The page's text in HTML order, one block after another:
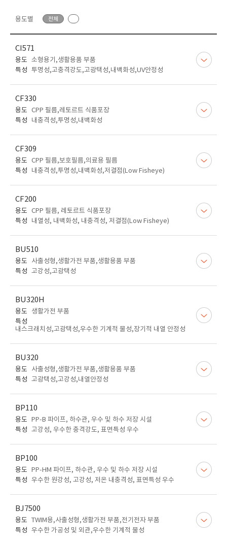
용도별 전체
CI571
용도 소형용기,생활용품 부품
특성 투명성,고충격강도,고광택성,내백화성,UV안정성
CF330
용도 CPP 필름,레토르트 식품포장
특성
내충격성,투명성,내백화성
CF309
용도 CPP 필름,보호필름,의료용 필름
특성
내충격성,투명성,내백화성,저결점(Low Fisheye)
CF200
용도 CPP 필름, 레토르트 식품포장
특성
내열성, 내백화성, 내충격성, 저결점(Low Fisheye)
BU510
용도
사출성형,생활가전 부품,생활용품 부품
특성 고강성,고광택성
BU320H
용도
생활가전 부품
특성
내스크래치성,고광택성,우수한 기계적 물성,장기적 내열 안정성
BU320
용도
사출성형,생활가전 부품,생활용품 부품
특성 고광택성,고강성,내열안정성
BP110
용도 PP-B 파이프, 하수관, 우수 및 하수 저장 시설
특성 고강성, 우수한 충격강도, 표면특성 우수
BP100
용도 PP-HM 파이프, 하수관, 우수 및 하수 저장 시설
특성 우수한 원강성, 고강성, 저온 내충격성, 표면특성 우수
BJ7500
용도 TWIM용,사출성형,생활가전 부품,전기전자 부품
특성 우수한 가공성 및 외관,우수한 기계적 물성